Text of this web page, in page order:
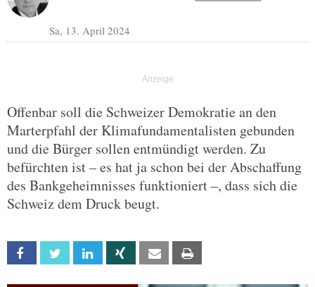
Sa, 13. April 2024
Offenbar soll die Schweizer Demokratie an den
Marterpfahl der Klimafundamentalisten gebunden
und die Bürger sollen entmündigt werden. Zu
befürchten ist – es hat ja schon bei der Abschaffung
des Bankgeheimnisses funktioniert –, dass sich die
Schweiz dem Druck beugt.
Facebook Twitter Linkedin Xing Email